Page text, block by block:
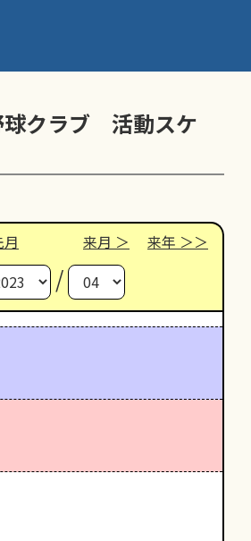
球クラブ 活動スケ
来月 来年
/